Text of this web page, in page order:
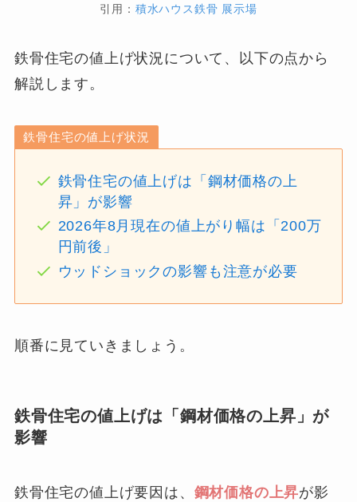
引用： 積水ハウス鉄骨 展示場
鉄骨住宅の値上げ状況について、以下の点から
解説します。
鉄骨住宅の値上げ状況
鉄骨住宅の値上げは「鋼材価格の上
昇」が影響
2026年8月現在の値上がり幅は「200万
円前後」
ウッドショックの影響も注意が必要
順番に見ていきましょう。
鉄骨住宅の値上げは「鋼材価格の上昇」が
影響
鉄骨住宅の値上げ要因は、 鋼材価格の上昇が影